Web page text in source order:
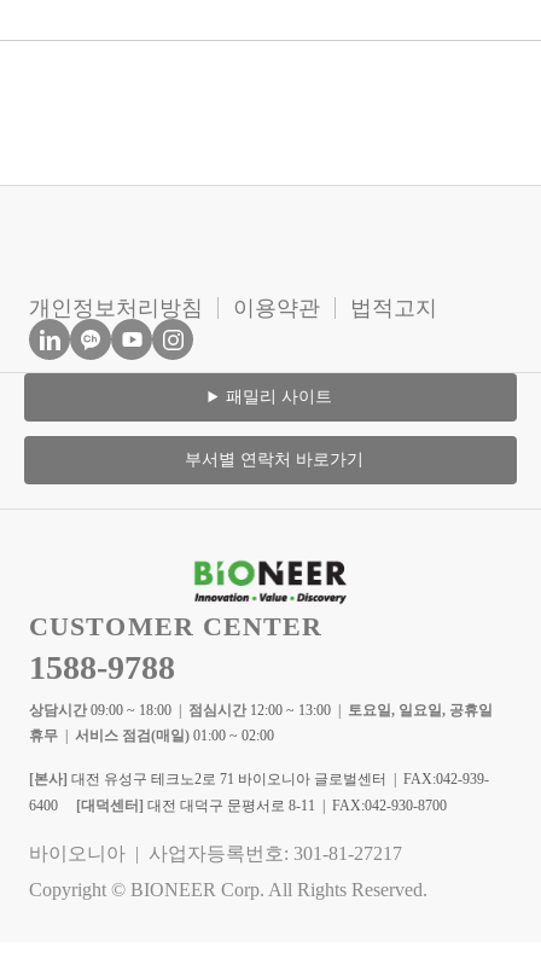
개인정보처리방침 이용약관 법적고지
패밀리 사이트
부서별 연락처 바로가기
CUSTOMER CENTER
1588-9788
상담시간 09:00 ~ 18:00 | 점심시간 12:00 ~ 13:00 | 토요일, 일요일, 공휴일
휴무 | 서비스 점검(매일) 01:00 ~ 02:00
[본사] 대전 유성구 테크노2로 71 바이오니아 글로벌센터 | FAX:042-939-
6400 [대덕센터] 대전 대덕구 문평서로 8-11 | FAX:042-930-8700
바이오니아 | 사업자등록번호: 301-81-27217
Copyright © BIONEER Corp. All Rights Reserved.